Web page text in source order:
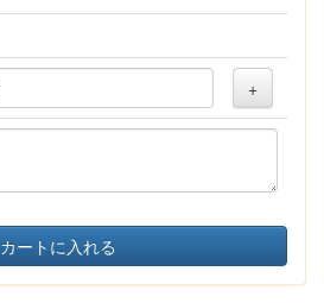
+
カートに入れる